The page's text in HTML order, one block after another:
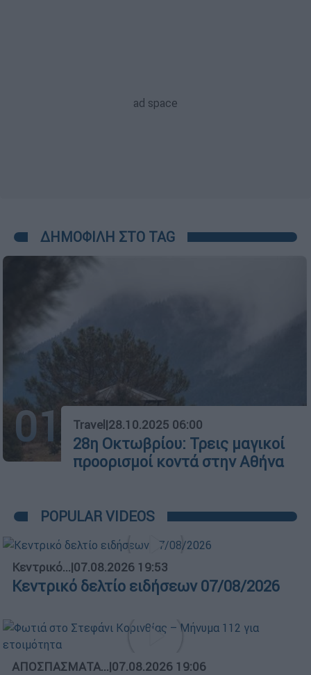
ΔΗΜΟΦΙΛΗ ΣΤΟ TAG
01 Travel |28.10.2025 06:00
28η Οκτωβρίου: Τρεις μαγικοί
προορισμοί κοντά στην Αθήνα
POPULAR VIDEOS
Κεντρικό...|07.08.2026 19:53
Κεντρικό δελτίο ειδήσεων 07/08/2026
ΑΠΟΣΠΑΣΜΑΤΑ...|07.08.2026 19:06